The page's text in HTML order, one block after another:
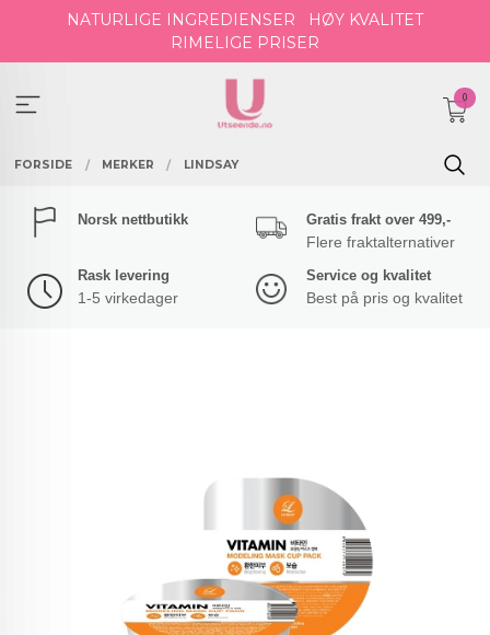
NATURLIGE INGREDIENSER
HØY KVALITET
RIMELIGE PRISER
0
FORSIDE MERKER LINDSAY
Norsk nettbutikk Gratis frakt over 499,-
Flere fraktalternativer
Rask levering
1-5 virkedager
Service og kvalitet
Best på pris og kvalitet